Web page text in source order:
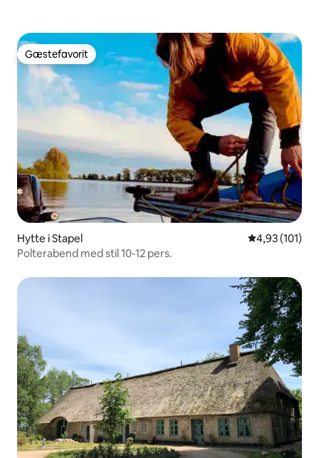
Gæstefavorit
Gæstefavorit
Hytte i Stapel 4,93 ud af 5 i
4,93 (101)
Polterabend med stil 10-12 pers.